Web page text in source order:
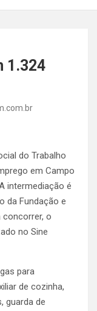
1.324
do Trabalho
em Campo
intermediação é
da Fundação e
concorrer, o
no Sine
para
de cozinha,
guarda de